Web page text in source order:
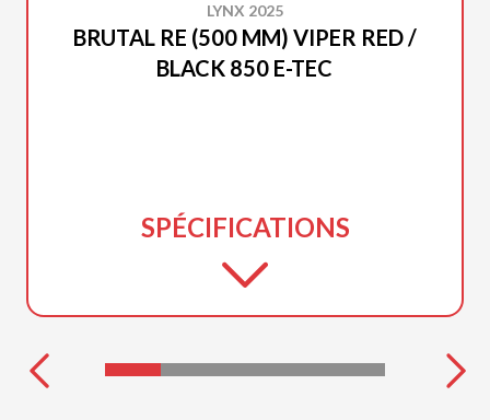
LYNX 2025
BRUTAL RE (500 MM) VIPER RED /
BLACK 850 E-TEC
SPÉCIFICATIONS